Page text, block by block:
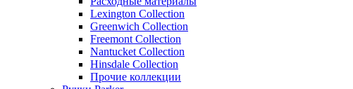
Lexington Collection
Greenwich Collection
Freemont Collection
Nantucket Collection
Hinsdale Collection
Прочие коллекции